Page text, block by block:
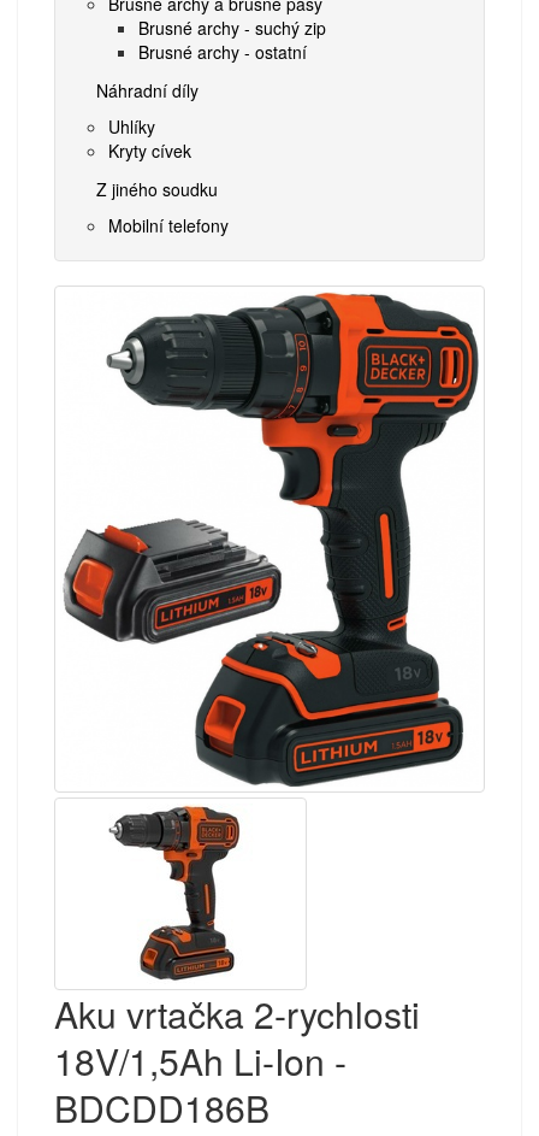
Brusné archy - suchý zip
Brusné archy - ostatní
Náhradní díly
Uhlíky
Kryty cívek
Z jiného soudku
Mobilní telefony
Aku vrtačka 2-rychlosti
18V/1,5Ah Li-Ion -
BDCDD186B